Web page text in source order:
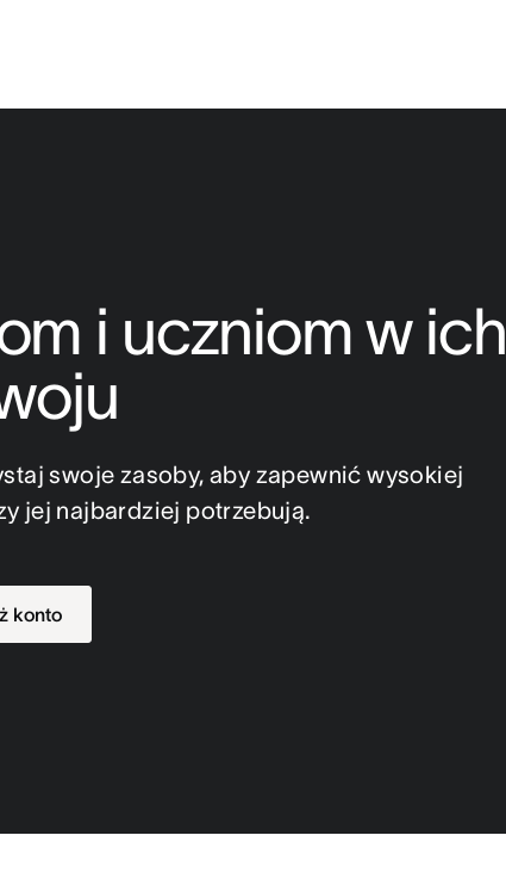
i uczniom w ich
swoje zasoby, aby zapewnić wysokiej
jej najbardziej potrzebują.
konto